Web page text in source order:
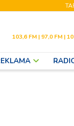
103,6 FM | 97,0 FM |